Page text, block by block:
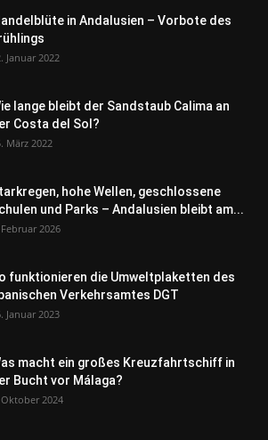
in Andalusien – Vorbote des
Januar 2022
lange bleibt der Sandstaub Calima an
Costa del Sol?
März 2022
hohe Wellen, geschlossene
und Parks – Andalusien bleibt am...
2026
funktionieren die Umweltplaketten des
Verkehrsamtes DGT
Januar 2023
macht ein großes Kreuzfahrtschiff in
Bucht vor Málaga?
2024